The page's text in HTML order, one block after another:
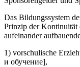
Das Bildungssystem
Prinzip der Kontinuität
aufeinander
1) vorschulische
и обучение],